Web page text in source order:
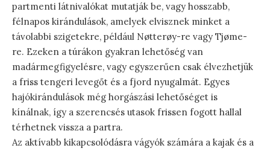
partmenti látnivalókat mutatják be, vagy hosszabb,
félnapos kirándulások, amelyek elvisznek minket a
távolabbi szigetekre, például Nøtterøy-re vagy Tjøme-
re. Ezeken a túrákon gyakran lehetőség van
madármegfigyelésre, vagy egyszerűen csak élvezhetjük
a friss tengeri levegőt és a fjord nyugalmát. Egyes
hajókirándulások még horgászási lehetőséget is
kínálnak, így a szerencsés utasok frissen fogott hallal
térhetnek vissza a partra.
Az aktívabb kikapcsolódásra vágyók számára a kajak és a